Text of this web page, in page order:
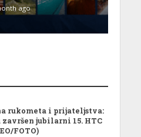
ago
rukometa i prijateljstva:
završen jubilarni 15. HTC
FOTO)